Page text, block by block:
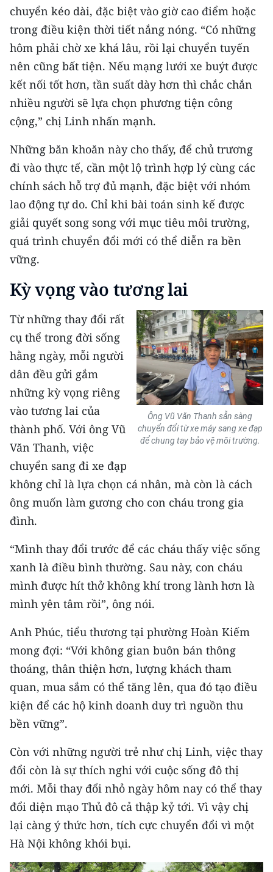
chuyển kéo dài, đặc biệt vào giờ cao điểm hoặc
trong điều kiện thời tiết nắng nóng. “Có những
hôm phải chờ xe khá lâu, rồi lại chuyển tuyến
nên cũng bất tiện. Nếu mạng lưới xe buýt được
kết nối tốt hơn, tần suất dày hơn thì chắc chắn
nhiều người sẽ lựa chọn phương tiện công
cộng,” chị Linh nhấn mạnh.
Những băn khoăn này cho thấy, để chủ trương
đi vào thực tế, cần một lộ trình hợp lý cùng các
chính sách hỗ trợ đủ mạnh, đặc biệt với nhóm
lao động tự do. Chỉ khi bài toán sinh kế được
giải quyết song song với mục tiêu môi trường,
quá trình chuyển đổi mới có thể diễn ra bền
vững.
Kỳ vọng vào tương lai
Ông Vũ Văn Thanh sẵn sàng
chuyển đổi từ xe máy sang xe đạp
để chung tay bảo vệ môi trường.
Từ những thay đổi rất
cụ thể trong đời sống
hằng ngày, mỗi người
dân đều gửi gắm
những kỳ vọng riêng
vào tương lai của
thành phố. Với ông Vũ
Văn Thanh, việc
chuyển sang đi xe đạp
không chỉ là lựa chọn cá nhân, mà còn là cách
ông muốn làm gương cho con cháu trong gia
đình.
“Mình thay đổi trước để các cháu thấy việc sống
xanh là điều bình thường. Sau này, con cháu
mình được hít thở không khí trong lành hơn là
mình yên tâm rồi”, ông nói.
Anh Phúc, tiểu thương tại phường Hoàn Kiếm
mong đợi: “Với không gian buôn bán thông
thoáng, thân thiện hơn, lượng khách tham
quan, mua sắm có thể tăng lên, qua đó tạo điều
kiện để các hộ kinh doanh duy trì nguồn thu
bền vững”.
Còn với những người trẻ như chị Linh, việc thay
đổi còn là sự thích nghi với cuộc sống đô thị
mới. Mỗi thay đổi nhỏ ngày hôm nay có thể thay
đổi diện mạo Thủ đô cả thập kỷ tới. Vì vậy chị
lại càng ý thức hơn, tích cực chuyển đổi vì một
Hà Nội không khói bụi.